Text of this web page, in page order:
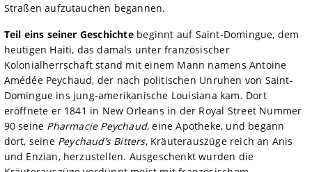
Straßen aufzutauchen begannen.
Teil eins seiner Geschichtebeginnt auf Saint-Domingue, dem
heutigen Haiti, das damals unter französischer
Kolonialherrschaft stand mit einem Mann namens Antoine
Amédée Peychaud, der nach politischen Unruhen von Saint-
Domingue ins jung-amerikanische Louisiana kam. Dort
eröffnete er 1841 in New Orleans in der Royal Street Nummer
90 seine Pharmacie Peychaud, eine Apotheke, und begann
dort, seine Peychaud’s Bitters, Kräuterauszüge reich an Anis
und Enzian, herzustellen. Ausgeschenkt wurden die